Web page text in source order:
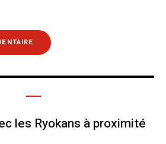
les Ryokans à proximité